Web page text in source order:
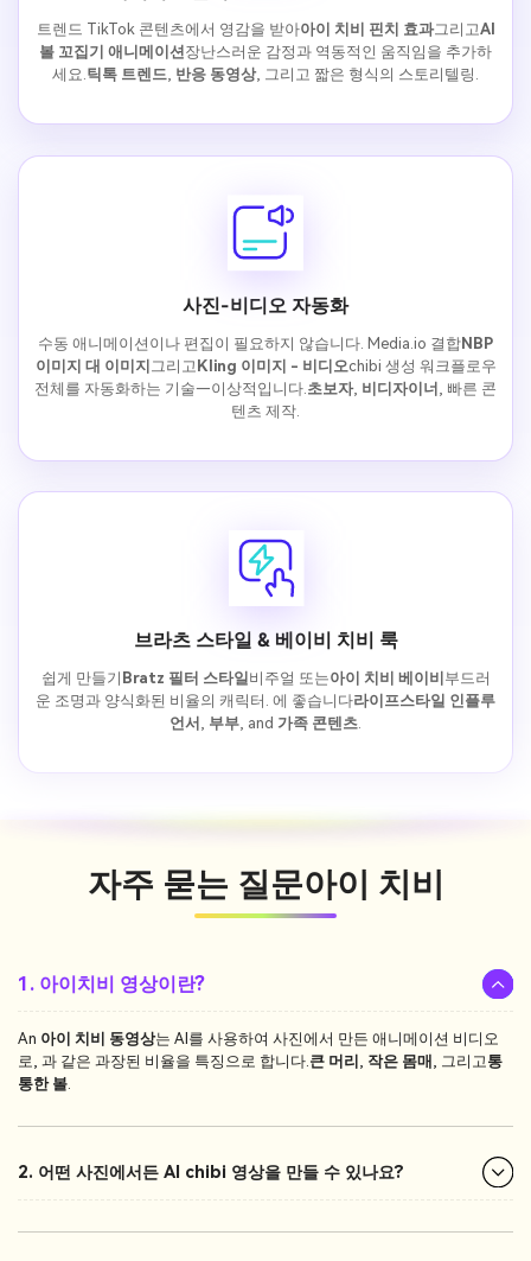
트렌드 TikTok 콘텐츠에서 영감을 받아아이 치비 핀치 효과그리고AI
볼 꼬집기 애니메이션장난스러운 감정과 역동적인 움직임을 추가하
세요.틱톡 트렌드, 반응 동영상, 그리고 짧은 형식의 스토리텔링.
사진-비디오 자동화
수동 애니메이션이나 편집이 필요하지 않습니다. Media.io 결합NBP
이미지 대 이미지 그리고 Kling 이미지 - 비디오chibi 생성 워크플로우
전체를 자동화하는 기술—이상적입니다. 초보자, 비디자이너 , 빠른 콘
텐츠 제작.
브라츠 스타일 & 베이비 치비 룩
쉽게 만들기 Bratz 필터 스타일 비주얼 또는아이 치비 베이비 부드러
운 조명과 양식화된 비율의 캐릭터. 에 좋습니다라이프스타일 인플루
언서 , 부부, and 가족 콘텐츠.
자주 묻는 질문아이 치비
1. 아이치비 영상이란?
An 아이 치비 동영상는 AI를 사용하여 사진에서 만든 애니메이션 비디오
로, 과 같은 과장된 비율을 특징으로 합니다.큰 머리 , 작은 몸매 , 그리고통
통한 볼.
2. 어떤 사진에서든 AI chibi 영상을 만들 수 있나요?